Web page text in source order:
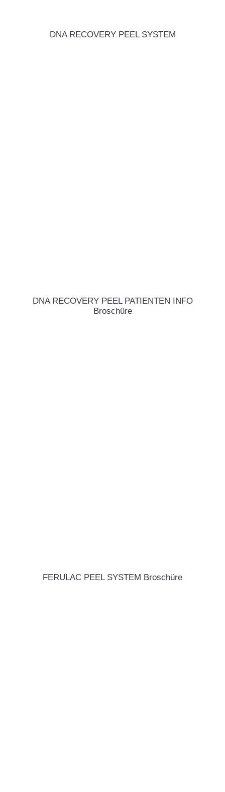
DNA RECOVERY PEEL SYSTEM
DNA RECOVERY PEEL PATIENTEN INFO
Broschüre
FERULAC PEEL SYSTEM Broschüre